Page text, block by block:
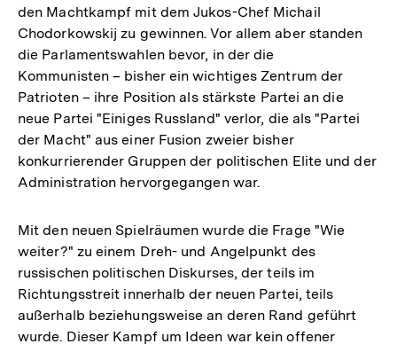
den Machtkampf mit dem Jukos-Chef Michail
Chodorkowskij zu gewinnen. Vor allem aber standen
die Parlamentswahlen bevor, in der die
Kommunisten – bisher ein wichtiges Zentrum der
Patrioten – ihre Position als stärkste Partei an die
neue Partei "Einiges Russland" verlor, die als "Partei
der Macht" aus einer Fusion zweier bisher
konkurrierender Gruppen der politischen Elite und der
Administration hervorgegangen war.
Mit den neuen Spielräumen wurde die Frage "Wie
weiter?" zu einem Dreh- und Angelpunkt des
russischen politischen Diskurses, der teils im
Richtungsstreit innerhalb der neuen Partei, teils
außerhalb beziehungsweise an deren Rand geführt
wurde. Dieser Kampf um Ideen war kein offener